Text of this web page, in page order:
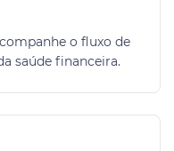
o fluxo de
saúde financeira.